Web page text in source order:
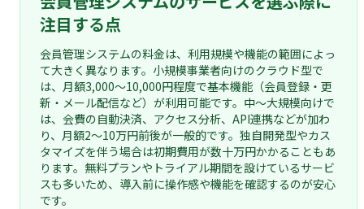
注目する点
会員管理システムの料金は、利用規模や機能の範囲によっ
て大きく異なります。小規模事業者向けのクラウド型で
は、月額3,000〜10,000円程度で基本機能（会員登録・更
新・メール配信など）が利用可能です。中〜大規模向けで
は、会費の自動決済、アクセス分析、API連携などが加わ
り、月額2〜10万円前後が一般的です。独自開発型やカス
タマイズを伴う場合は初期費用が数十万円かかることもあ
ります。無料プランやトライアル期間を設けているサービ
スも多いため、導入前に操作感や機能を確認するのが安心
です。